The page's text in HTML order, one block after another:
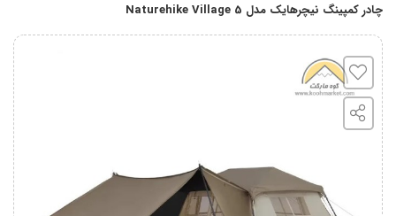
چادر کمپینگ نیچرهایک مدل Naturehike Village 5